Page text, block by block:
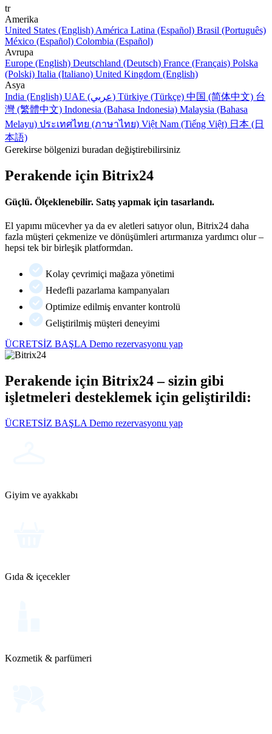
tr
Amerika
United States (English) América Latina (Español) Brasil (Português)
México (Español) Colombia (Español)
Avrupa
Europe (English) Deutschland (Deutsch) France (Français) Polska
(Polski) Italia (Italiano) United Kingdom (English)
Asya
India (English)
UAE (عربي) Türkiye (Türkçe) 中国 (简体中文) 台
灣 (繁體中文) Indonesia (Bahasa Indonesia) Malaysia (Bahasa
Melayu) ประเทศไทย (ภาษาไทย) Việt Nam (Tiếng Việt) 日本 (日
本語)
Gerekirse bölgenizi buradan değiştirebilirsiniz
Perakende için Bitrix24
Güçlü. Ölçeklenebilir. Satış yapmak için tasarlandı.
El yapımı mücevher ya da ev aletleri satıyor olun, Bitrix24 daha
fazla müşteri çekmenize ve dönüşümleri artırmanıza yardımcı olur –
hepsi tek bir birleşik platformdan.
Kolay çevrimiçi mağaza yönetimi
Hedefli pazarlama kampanyaları
Optimize edilmiş envanter kontrolü
Geliştirilmiş müşteri deneyimi
ÜCRETSİZ BAŞLADemo rezervasyonu yap
Perakende için Bitrix24 – sizin gibi
işletmeleri desteklemek için geliştirildi:
ÜCRETSİZ BAŞLA Demo rezervasyonu yap
Giyim ve ayakkabı
Gıda & içecekler
Kozmetik & parfümeri